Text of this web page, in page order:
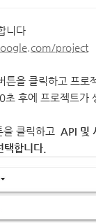
니다
project
튼을 클릭하고 프로
후에 프로젝트가
을 클릭하고 API 및
합니다.